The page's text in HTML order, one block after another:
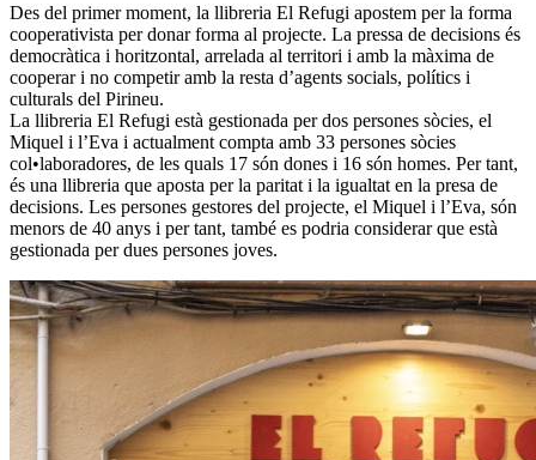
Des del primer moment, la llibreria El Refugi apostem per la forma
cooperativista per donar forma al projecte. La pressa de decisions és
democràtica i horitzontal, arrelada al territori i amb la màxima de
cooperar i no competir amb la resta d’agents socials, polítics i
culturals del Pirineu.
La llibreria El Refugi està gestionada per dos persones sòcies, el
Miquel i l’Eva i actualment compta amb 33 persones sòcies
col•laboradores, de les quals 17 són dones i 16 són homes. Per tant,
és una llibreria que aposta per la paritat i la igualtat en la presa de
decisions. Les persones gestores del projecte, el Miquel i l’Eva, són
menors de 40 anys i per tant, també es podria considerar que està
gestionada per dues persones joves.